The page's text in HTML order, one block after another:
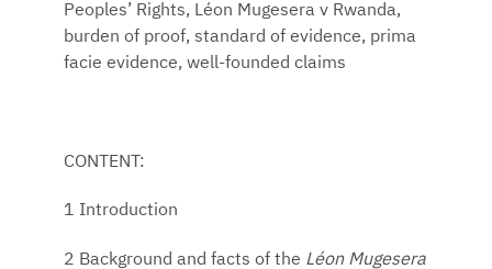
Peoples’ Rights, Léon Mugesera v Rwanda,
burden of proof, standard of evidence, prima
facie evidence, well-founded claims
CONTENT:
1 Introduction
2 Background and facts of the Léon Mugesera